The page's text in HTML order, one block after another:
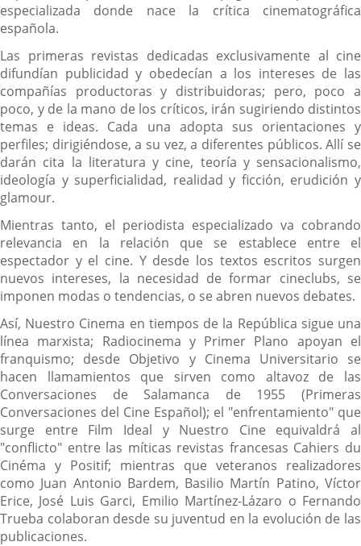
especializada donde nace la crítica cinematográfica
española.
Las primeras revistas dedicadas exclusivamente al cine
difundían publicidad y obedecían a los intereses de las
compañías productoras y distribuidoras; pero, poco a
poco, y de la mano de los críticos, irán sugiriendo distintos
temas e ideas. Cada una adopta sus orientaciones y
perfiles; dirigiéndose, a su vez, a diferentes públicos. Allí se
darán cita la literatura y cine, teoría y sensacionalismo,
ideología y superficialidad, realidad y ficción, erudición y
glamour.
Mientras tanto, el periodista especializado va cobrando
relevancia en la relación que se establece entre el
espectador y el cine. Y desde los textos escritos surgen
nuevos intereses, la necesidad de formar cineclubs, se
imponen modas o tendencias, o se abren nuevos debates.
Así, Nuestro Cinema en tiempos de la República sigue una
línea marxista; Radiocinema y Primer Plano apoyan el
franquismo; desde Objetivo y Cinema Universitario se
hacen llamamientos que sirven como altavoz de las
Conversaciones de Salamanca de 1955 (Primeras
Conversaciones del Cine Español); el "enfrentamiento" que
surge entre Film Ideal y Nuestro Cine equivaldrá al
"conflicto" entre las míticas revistas francesas Cahiers du
Cinéma y Positif; mientras que veteranos realizadores
como Juan Antonio Bardem, Basilio Martín Patino, Víctor
Erice, José Luis Garci, Emilio Martínez-Lázaro o Fernando
Trueba colaboran desde su juventud en la evolución de las
publicaciones.